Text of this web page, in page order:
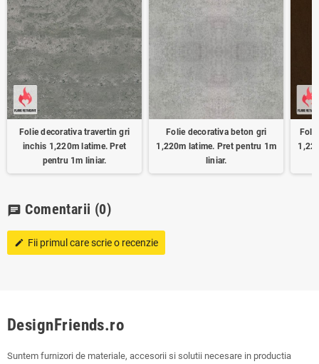
Folie decorativa travertin gri
inchis 1,220m latime. Pret
pentru 1m liniar.
Folie decorativa beton gri
1,220m latime. Pret pentru 1m
liniar.
chat Comentarii (0)
edit Fii primul care scrie o recenzie
DesignFriends.ro
Suntem furnizori de materiale, accesorii si solutii necesare in productia